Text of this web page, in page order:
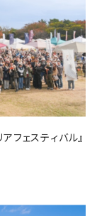
フェスティバル』